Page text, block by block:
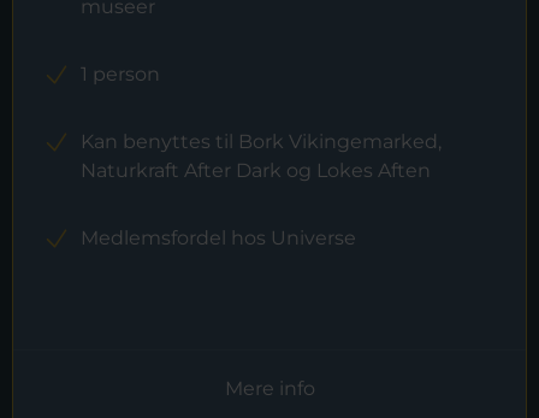
museer
1 person
Kan benyttes til Bork Vikingemarked,
Naturkraft After Dark og Lokes Aften
Medlemsfordel hos Universe
Mere info